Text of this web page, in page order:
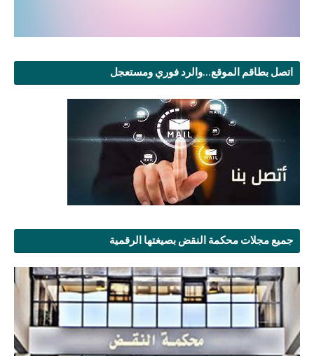
اتصل بطاقم الموقع...والرد فوري ومستعجل
جميع مجلات محكمة النقض بصيغتها الرقمية